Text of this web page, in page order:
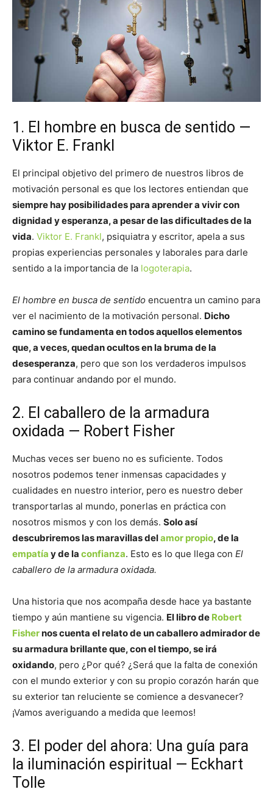
1. El hombre en busca de sentido —
Viktor E. Frankl
El principal objetivo del primero de nuestros libros de
motivación personal es que los lectores entiendan que
siempre hay posibilidades para aprender a vivir con
dignidad y esperanza, a pesar de las dificultades de la
vida. Viktor E. Frankl, psiquiatra y escritor, apela a sus
propias experiencias personales y laborales para darle
sentido a la importancia de la logoterapia.
El hombre en busca de sentido encuentra un camino para
ver el nacimiento de la motivación personal. Dicho
camino se fundamenta en todos aquellos elementos
que, a veces, quedan ocultos en la bruma de la
desesperanza, pero que son los verdaderos impulsos
para continuar andando por el mundo.
2. El caballero de la armadura
oxidada — Robert Fisher
Muchas veces ser bueno no es suficiente. Todos
nosotros podemos tener inmensas capacidades y
cualidades en nuestro interior, pero es nuestro deber
transportarlas al mundo, ponerlas en práctica con
nosotros mismos y con los demás. Solo así
descubriremos las maravillas delamor propio, de la
empatía y de la confianza. Esto es lo que llega con El
caballero de la armadura oxidada.
Una historia que nos acompaña desde hace ya bastante
tiempo y aún mantiene su vigencia. El libro de Robert
Fishernos cuenta el relato de un caballero admirador de
su armadura brillante que, con el tiempo, se irá
oxidando, pero ¿Por qué? ¿Será que la falta de conexión
con el mundo exterior y con su propio corazón harán que
su exterior tan reluciente se comience a desvanecer?
¡Vamos averiguando a medida que leemos!
3. El poder del ahora: Una guía para
la iluminación espiritual — Eckhart
Tolle